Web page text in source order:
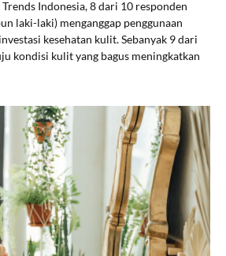
Indonesia, 8 dari 10 responden
laki-laki) menganggap penggunaan
kesehatan kulit. Sebanyak 9 dari
kondisi kulit yang bagus meningkatkan